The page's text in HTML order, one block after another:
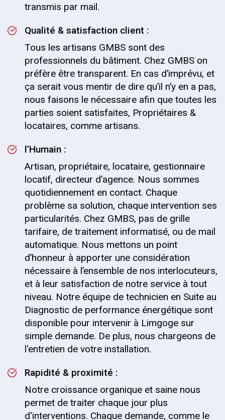
transmis par mail.
Qualité & satisfaction client :
Tous les artisans GMBS sont des
professionnels du bâtiment. Chez GMBS on
préfère être transparent. En cas d’imprévu, et
ça serait vous mentir de dire qu’il n’y en a pas,
nous faisons le nécessaire afin que toutes les
parties soient satisfaites, Propriétaires &
locataires, comme artisans.
l’Humain :
Artisan, propriétaire, locataire, gestionnaire
locatif, directeur d’agence. Nous sommes
quotidiennement en contact. Chaque
problème sa solution, chaque intervention ses
particularités. Chez GMBS, pas de grille
tarifaire, de traitement informatisé, ou de mail
automatique. Nous mettons un point
d’honneur à apporter une considération
nécessaire à l’ensemble de nos interlocuteurs,
et à leur satisfaction de notre service à tout
niveau. Notre équipe de technicien en Suite au
Diagnostic de performance énergétique sont
disponible pour intervenir à Limgoge sur
simple demande. De plus, nous chargeons de
l'entretien de votre installation.
Rapidité & proximité :
Notre croissance organique et saine nous
permet de traiter chaque jour plus
d'interventions. Chaque demande, comme le